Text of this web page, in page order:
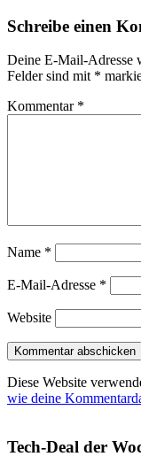
Schreibe einen
Deine E-Mail-Adresse
Felder sind mit *
Kommentar *
Name *
E-Mail-Adresse *
Website
Diese Website
wie deine
Tech-Deal der